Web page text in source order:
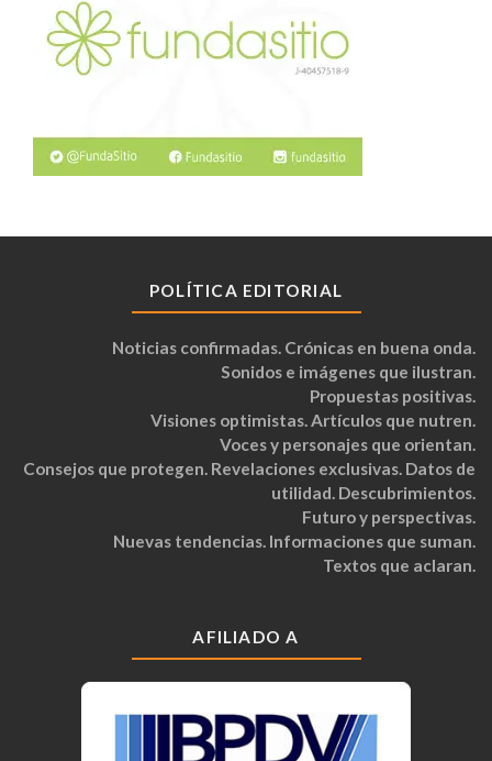
POLÍTICA EDITORIAL
Noticias confirmadas. Crónicas en buena onda.
Sonidos e imágenes que ilustran.
Propuestas positivas.
Visiones optimistas. Artículos que nutren.
Voces y personajes que orientan.
Consejos que protegen. Revelaciones exclusivas. Datos de
utilidad. Descubrimientos.
Futuro y perspectivas.
Nuevas tendencias. Informaciones que suman.
Textos que aclaran.
AFILIADO A